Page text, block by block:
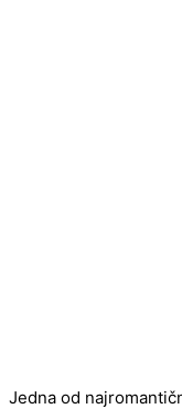
Jedna od